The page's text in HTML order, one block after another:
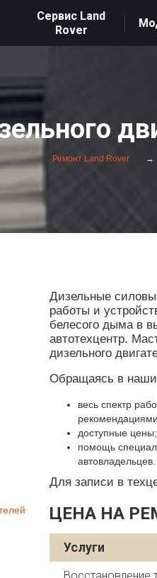
Сервис Land
Rover
Ремонт Land Rover
Дизельные
работы и
белесого дыма в
автотехцентр.
дизельного
Обращаясь в наши
весь спектр
доступные цены;
помощь
автовладельцев.
Для записи в
ЦЕНА НА
Услуги